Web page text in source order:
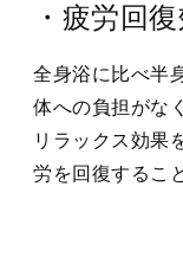
・疲労回
全身浴に比べ半
体への負担がな
リラックス効果
労を回復するこ